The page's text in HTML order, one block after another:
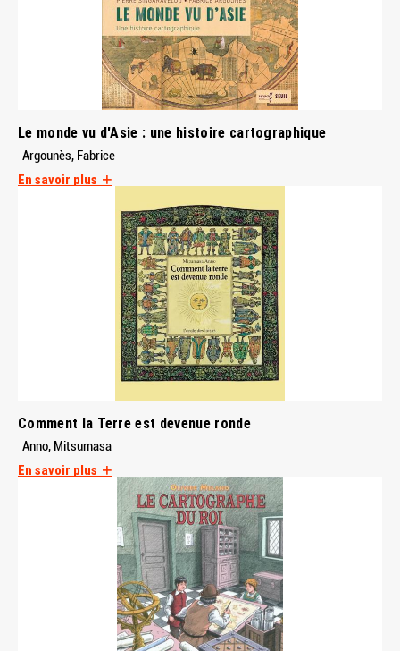
Le monde vu d'Asie : une histoire cartographique
Argounès, Fabrice
En savoir plus
Comment la Terre est devenue ronde
Anno, Mitsumasa
En savoir plus